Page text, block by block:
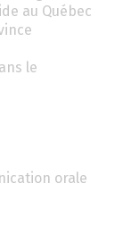
au Québec
le
orale